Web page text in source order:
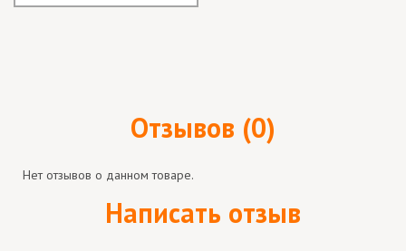
Отзывов (0)
Нет отзывов о данном товаре.
Написать отзыв